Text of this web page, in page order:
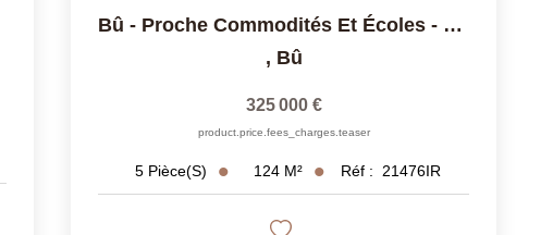
Bû - Proche Commodités Et Écoles - Collège
, Bû
325 000 €
product.price.fees_charges.teaser
5 Pièce(s) 124 M² Réf : 21476IR